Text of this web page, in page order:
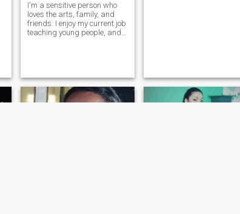
I'm a sensitive person who
loves the arts, family, and
friends. I enjoy my current job
teaching young people, and I
wrong people, and